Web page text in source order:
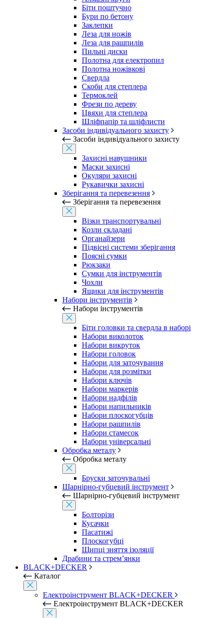
Біти поштучно
Бури по бетону
Заклепки
Леза для ножів
Леза для рашпилів
Пильні диски
Полотна для електропил
Полотна ножівкові
Свердла
Скоби для степлера
Термоклей
Фрези по дереву
Цвяхи для степлера
Шліфпапір та шліфлисти
Засоби індивідуального захисту
Засоби індивідуального захисту
Захисні навушники
Маски захисні
Окуляри захисні
Рукавички захисні
Зберігання та перевезення
Зберігання та перевезення
Візки транспортувальні
Козли складані
Органайзери
Підвісні системи зберігання
Поясні сумки
Рюкзаки
Сумки для інструментів
Чохли
Ящики для інструментів
Набори інструментів
Набори інструментів
Біти головки та свердла в наборі
Набори виколоток
Набори викруток
Набори головок
Набори для заточування
Набори для розмітки
Набори ключів
Набори маркерів
Набори надфілів
Набори напильників
Набори плоскогубців
Набори рашпилів
Набори стамесок
Набори універсальні
Обробка металу
Обробка металу
Бруски заточувальні
Шарнірно-губцевий інструмент
Шарнірно-губцевий інструмент
Болторізи
Кусачки
Пасатижі
Плоскогубці
Щипці зняття ізоляції
Драбини та стрем’янки
BLACK+DECKER
Каталог
Електроінструмент BLACK+DECKER
Електроінструмент BLACK+DECKER